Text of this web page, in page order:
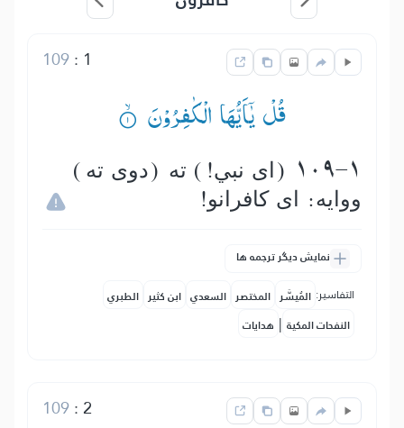
1
:
109
قُلْ یٰۤاَیُّهَا الْكٰفِرُوْنَ ۟ۙ
109-1 (اى نبي!) ته (دوى ته)
ووایه: اى كافرانو!
نمایش دیگر ترجمه ها
التفاسير: المُيسَّر المختصر السعدي ابن كثير الطبري
النفحات المكية | هدايات
2
:
109